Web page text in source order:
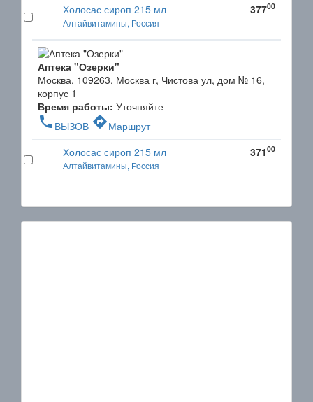
Холосас сироп 215 мл
Алтайвитамины, Россия
37700
Аптека "Озерки"
Москва, 109263, Москва г, Чистова ул, дом № 16,
корпус 1
Время работы: Уточняйте
phone ВЫЗОВ directionsМаршрут
Холосас сироп 215 мл
Алтайвитамины, Россия
37100